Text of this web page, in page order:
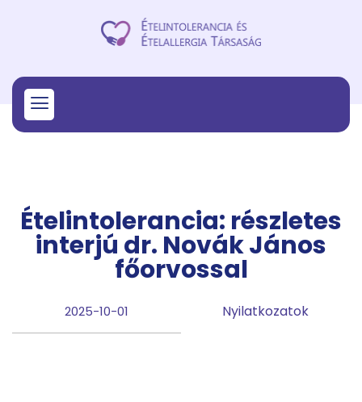
Ételintolerancia: részletes
interjú dr. Novák János
főorvossal
2025-10-01 Nyilatkozatok